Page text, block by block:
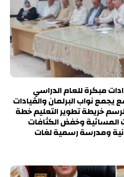
مبكرة للعام الدراسي
نواب البرلمان والقيادات
خريطة تطوير التعليم خطة
المسائية وخفض الكثافات
ومدرسة رسمية لغات